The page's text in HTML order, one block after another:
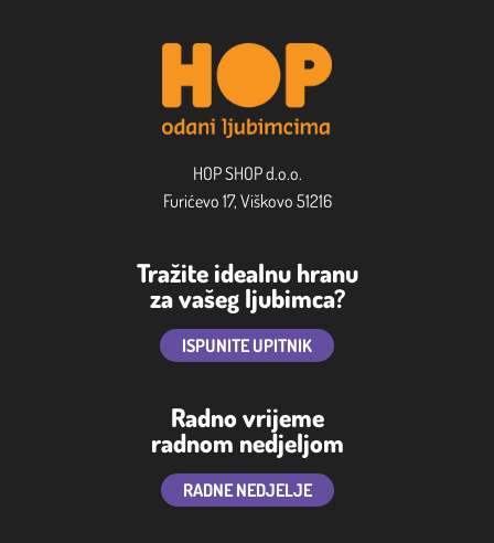
HOP SHOP d.o.o.
Furićevo 17, Viškovo 51216
Tražite idealnu hranu
za vašeg ljubimca?
ISPUNITE UPITNIK
Radno vrijeme
radnom nedjeljom
RADNE NEDJELJE